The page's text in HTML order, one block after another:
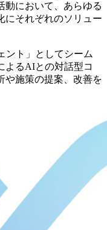
動において、あらゆる
にそれぞれのソリュー
ント」としてシーム
よるAIとの対話型コ
や施策の提案、改善を